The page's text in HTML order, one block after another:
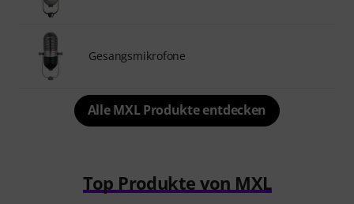
Gesangsmikrofone
Alle MXL Produkte entdecken
Top Produkte von MXL